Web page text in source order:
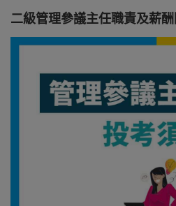
二‍級管理參議主任職責及薪